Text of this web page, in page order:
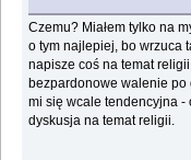
Czemu? Miałem tylko na
o tym najlepiej, bo wrzuca
napisze coś na temat
bezpardonowe walenie po
mi się wcale tendencyjna -
dyskusja na temat religii.